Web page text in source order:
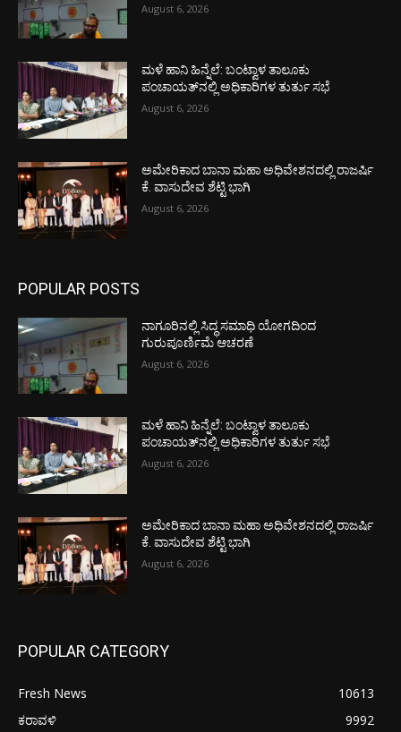
August 6, 2026
ಮಳೆ ಹಾನಿ ಹಿನ್ನೆಲೆ: ಬಂಟ್ವಾಳ ತಾಲೂಕು
ಪಂಚಾಯತ್‌ನಲ್ಲಿ ಅಧಿಕಾರಿಗಳ ತುರ್ತು ಸಭೆ
August 6, 2026
ಅಮೇರಿಕಾದ ಬಾನಾ ಮಹಾ ಅಧಿವೇಶನದಲ್ಲಿ ರಾಜರ್ಷಿ
ಕೆ. ವಾಸುದೇವ ಶೆಟ್ಟಿ ಭಾಗಿ
August 6, 2026
POPULAR POSTS
ನಾಗೂರಿನಲ್ಲಿ ಸಿದ್ಧ ಸಮಾಧಿ ಯೋಗದಿಂದ
ಗುರುಪೂರ್ಣಿಮೆ ಆಚರಣೆ
August 6, 2026
ಮಳೆ ಹಾನಿ ಹಿನ್ನೆಲೆ: ಬಂಟ್ವಾಳ ತಾಲೂಕು
ಪಂಚಾಯತ್‌ನಲ್ಲಿ ಅಧಿಕಾರಿಗಳ ತುರ್ತು ಸಭೆ
August 6, 2026
ಅಮೇರಿಕಾದ ಬಾನಾ ಮಹಾ ಅಧಿವೇಶನದಲ್ಲಿ ರಾಜರ್ಷಿ
ಕೆ. ವಾಸುದೇವ ಶೆಟ್ಟಿ ಭಾಗಿ
August 6, 2026
POPULAR CATEGORY
Fresh News
10613
ಕರಾವಳಿ
9992